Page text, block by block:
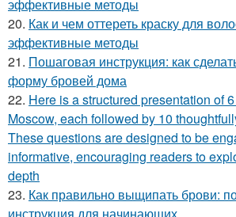
эффективные методы
20. Как и чем оттереть краску для
эффективные методы
21. Пошаговая инструкция: как
форму бровей дома
22. Here is a structured presentation of
Moscow, each followed by 10
These questions are designed to be
informative, encouraging readers to
depth
23. Как правильно выщипать брови: